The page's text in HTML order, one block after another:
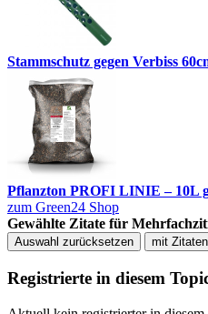
Stammschutz gegen Verbiss
Pflanzton PROFI LINIE – 10L
zum Green24 Shop
Gewählte Zitate für
Auswahl zurücksetzen mit
Registrierte in diesem